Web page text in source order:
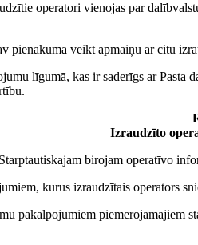
operatori vienojas par
pienākuma veikt apmaiņu ar citu
līgumā, kas ir saderīgs ar Pasta
Izraudzīto
birojam operatīvo
kurus izraudzītais operators
pakalpojumiem piemērojamajiem